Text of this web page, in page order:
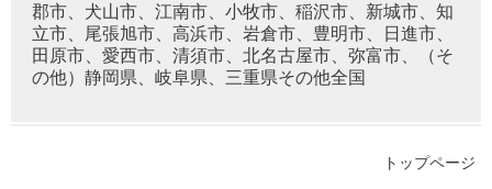
郡市、犬山市、江南市、小牧市、稲沢市、新城市、知
立市、尾張旭市、高浜市、岩倉市、豊明市、日進市、
田原市、愛西市、清須市、北名古屋市、弥富市、（そ
の他）静岡県、岐阜県、三重県その他全国
トップページ